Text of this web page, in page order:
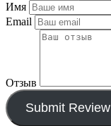
Имя
Email
Отзыв
Submit Review